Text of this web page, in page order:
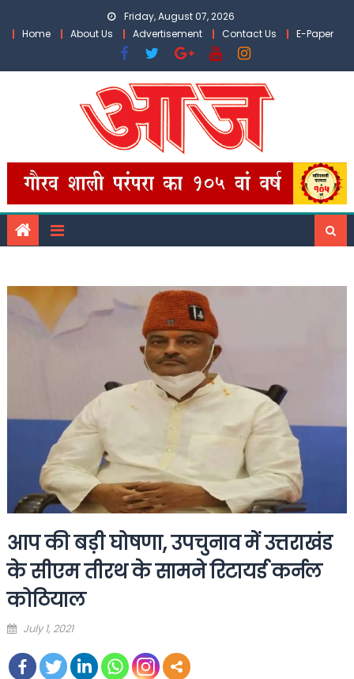
Friday, August 07, 2026
Home
About Us Advertisement Contact Us E-Paper
आप की बड़ी घोषणा, उपचुनाव में उत्तराखंड
के सीएम तीरथ के सामने रिटायर्ड कर्नल
कोठियाल
Posted
July 1, 2021